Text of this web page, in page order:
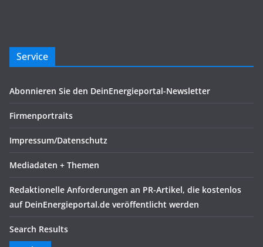
Service
Abonnieren Sie den DeinEnergieportal-Newsletter
Firmenportraits
Impressum/Datenschutz
Mediadaten + Themen
Redaktionelle Anforderungen an PR-Artikel, die kostenlos
auf DeinEnergieportal.de veröffentlicht werden
Search Results